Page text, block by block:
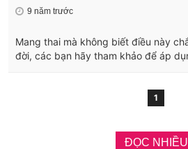
9 năm trước
Mang thai mà không biết điều này
đời, các bạn hãy tham khảo để áp
1
ĐỌC NHIỀU